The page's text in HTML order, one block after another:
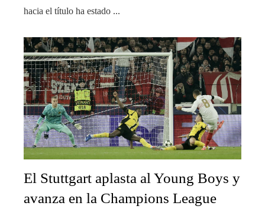
hacia el título ha estado ...
El Stuttgart aplasta al Young Boys y
avanza en la Champions League